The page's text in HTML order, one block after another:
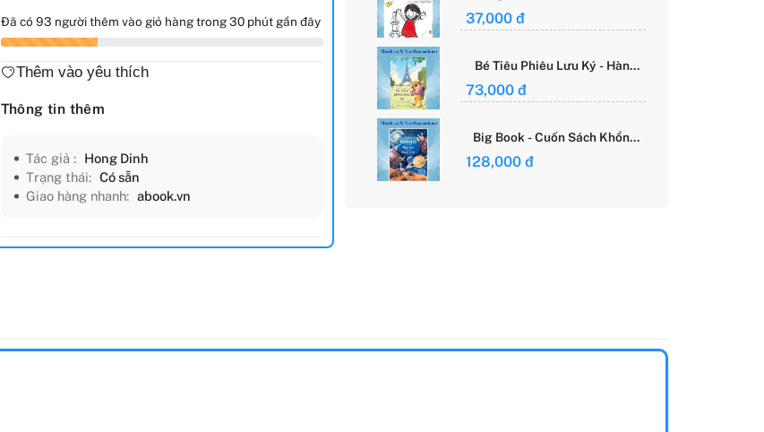
Đã có 93 người thêm vào giỏ hàng trong 30 phút gần đây
Thêm vào yêu thích
Thông tin thêm
Tác giả : Hong Dinh
Trạng thái: Có sẵn
Giao hàng nhanh: abook.vn
37,000 đ
Bé Tiêu Phiêu Lưu Ký - Hành
Giới Của Cô Gái Việt
73,000 đ
Big Book - Cuốn Sách Khổng
Hành Tinh (Tái Bản)
128,000 đ